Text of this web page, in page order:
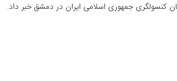
کنسولگری جمهوری اسلامی ایران در دمشق خبر داد.